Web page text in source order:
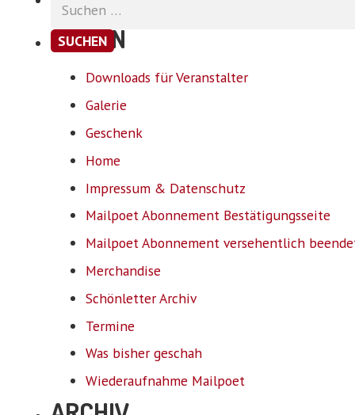
nach:
SEITEN
Downloads für Veranstalter
Galerie
Geschenk
Home
Impressum & Datenschutz
Mailpoet Abonnement Bestätigungsseite
Mailpoet Abonnement versehentlich
Merchandise
Schönletter Archiv
Termine
Was bisher geschah
Wiederaufnahme Mailpoet